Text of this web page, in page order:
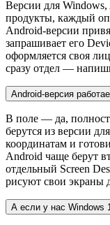
Версии для
продукты, каждый
Android-версии
запрашивает его
оформляется своя
сразу отдел —
Android-версия
В поле — да,
берутся из версии
координатам и
Android чаще берут
отдельный Screen
рисуют свои экраны
А если у нас Windows